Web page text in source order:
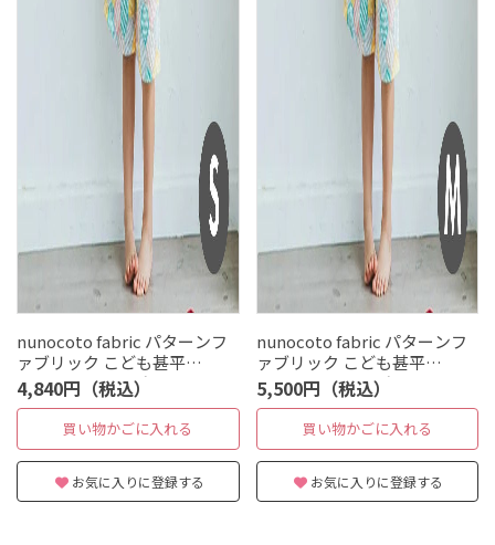
nunocoto fabric パターンフ
ァブリック こども甚平
[puzzle] Sサイズ(90～100サ
イズ)
4,840円（税込）
買い物かごに入れる
お気に入りに登録する
nunocoto fabric パターンフ
ァブリック こども甚平
[puzzle] Mサイズ(110～130
サイズ)
5,500円（税込）
買い物かごに入れる
お気に入りに登録する